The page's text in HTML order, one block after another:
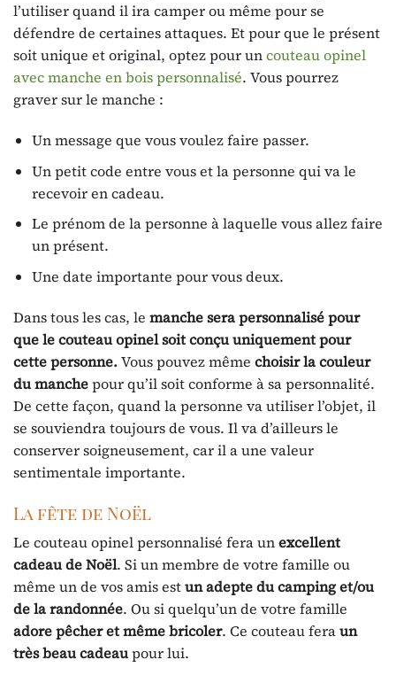
l’utiliser quand il ira camper ou même pour se
défendre de certaines attaques. Et pour que le présent
soit unique et original, optez pour uncouteau opinel
avec manche en bois personnalisé. Vous pourrez
graver sur le manche :
Un message que vous voulez faire passer.
Un petit code entre vous et la personne qui va le
recevoir en cadeau.
Le prénom de la personne à laquelle vous allez faire
un présent.
Une date importante pour vous deux.
Dans tous les cas, le manche sera personnalisé pour
que le couteau opinel soit conçu uniquement pour
cette personne.Vous pouvez même choisir la couleur
du manchepour qu’il soit conforme à sa personnalité.
De cette façon, quand la personne va utiliser l’objet, il
se souviendra toujours de vous. Il va d’ailleurs le
conserver soigneusement, car il a une valeur
sentimentale importante.
La fête de Noël
Le couteau opinel personnalisé fera unexcellent
cadeau de Noël. Si un membre de votre famille ou
même un de vos amis estun adepte du camping et/ou
de la randonnée. Ou si quelqu’un de votre famille
adore pêcher et même bricoler. Ce couteau feraun
très beau cadeaupour lui.